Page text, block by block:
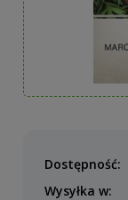
Dostępność:
Wysyłka w: